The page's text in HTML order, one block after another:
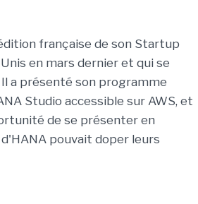
française de son Startup
en mars dernier et qui se
a présenté son programme
Studio accessible sur AWS, et
de se présenter en
pouvait doper leurs